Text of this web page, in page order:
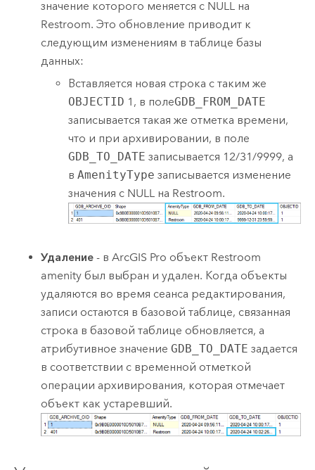
значение которого меняется с NULL на
Restroom. Это обновление приводит к
следующим изменениям в таблице базы
данных:
Вставляется новая строка с таким же
OBJECTID 1, в полеGDB_FROM_DATE
записывается такая же отметка времени,
что и при архивировании, в поле
GDB_TO_DATE записывается 12/31/9999, а
вAmenityType записывается изменение
значения с NULL на Restroom.
Удаление - вArcGIS Pro объект Restroom
amenity был выбран и удален. Когда объекты
удаляются во время сеанса редактирования,
записи остаются в базовой таблице, связанная
строка в базовой таблице обновляется, а
атрибутивное значениеGDB_TO_DATE задается
в соответствии с временной отметкой
операции архивирования, которая отмечает
объект как устаревший.